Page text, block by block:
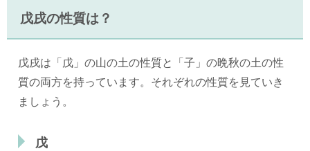
戊戌の性質は？
戊戌は「戊」の山の土の性質と「子」の晩秋の土の性
質の両方を持っています。それぞれの性質を見ていき
ましょう。
戊